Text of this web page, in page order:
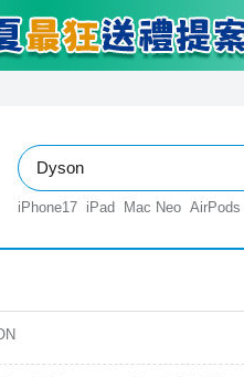
iPhone17 iPad Mac Neo AirPods